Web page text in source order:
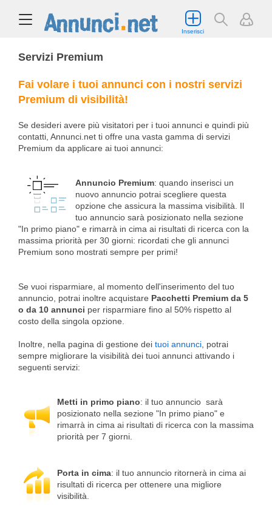
Inserisci
Servizi Premium
Fai volare i tuoi annunci con i nostri servizi
Premium di visibilità!
Se desideri avere più visitatori per i tuoi annunci e quindi più
contatti, Annunci.net ti offre una vasta gamma di servizi
Premium da applicare ai tuoi annunci:
Annuncio Premium: quando inserisci un
nuovo annuncio potrai scegliere questa
opzione che assicura la massima visibilità. Il
tuo annuncio sarà posizionato nella sezione
"In primo piano" e rimarrà in cima ai risultati di ricerca con la
massima priorità per 30 giorni: ricordati che gli annunci
Premium sono mostrati sempre per primi!
Se vuoi risparmiare, al momento dell'inserimento del tuo
annuncio, potrai inoltre acquistare Pacchetti Premium da 5
o da 10 annunci per risparmiare fino al 50% rispetto al
costo della singola opzione.
Inoltre, nella pagina di gestione dei tuoi annunci , potrai
sempre migliorare la visibilità dei tuoi annunci attivando i
seguenti servizi:
Metti in primo piano: il tuo annuncio sarà
posizionato nella sezione "In primo piano" e
rimarrà in cima ai risultati di ricerca con la massima
priorità per 7 giorni.
Porta in cima: il tuo annuncio ritornerà in cima ai
risultati di ricerca per ottenere una migliore
visibilità.